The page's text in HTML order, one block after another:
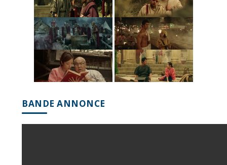
BANDE ANNONCE